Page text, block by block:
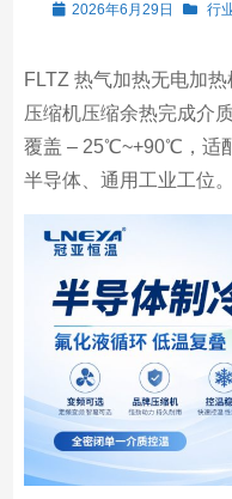
2026年6月29日 行
FLTZ 热气加热无电加
压缩机压缩余热完成介
覆盖 – 25℃~+90℃，适
半导体、通用工业工位